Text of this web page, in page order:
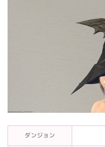
ダンジョン